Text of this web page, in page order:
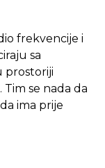
frekvencije i
sa
prostoriji
se nada da
ima prije